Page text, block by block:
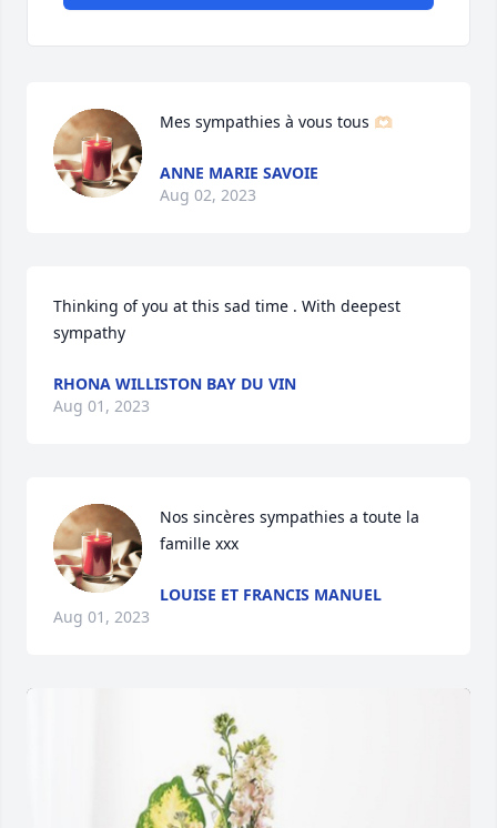
Mes sympathies à vous tous 🫶🏻
ANNE MARIE SAVOIE
Aug 02, 2023
Thinking of you at this sad time . With deepest
sympathy
RHONA WILLISTON BAY DU VIN
Aug 01, 2023
Nos sincères sympathies a toute la
famille xxx
LOUISE ET FRANCIS MANUEL
Aug 01, 2023